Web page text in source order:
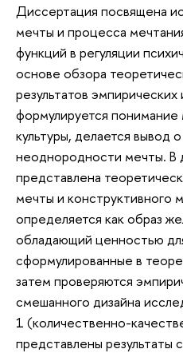
Диссертация посвящена
мечты и процесса
функций в регуляции
основе обзора
результатов
формулируется
культуры, делается вывод
неоднородности мечты. В
представлена
мечты и конструктивного
определяется как образ
обладающий ценностью
сформулированные в
затем проверяются
смешанного дизайна
1 (количественно-
представлены результаты